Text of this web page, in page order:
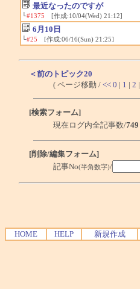
最近なったのですが
└#1375 [作成:10/04(Wed) 21:12]
6月10日
└#25 [作成:06/16(Sun) 21:25]
＜前のトピック20
( ページ移動 / << 0 | 1 | 2 |
[検索フォーム]
現在ログ内全記事数/749
[削除/編集フォーム]
記事No(半角数字)/
HOME HELP 新規作成